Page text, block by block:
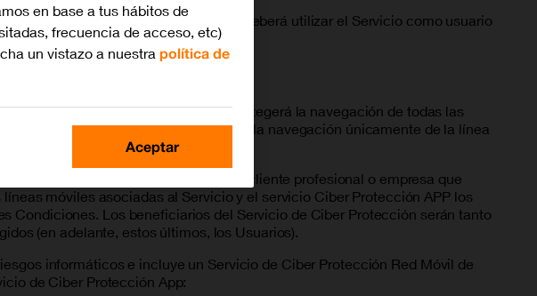
exclusiva e intransferible. El Cliente deberá utilizar el Servicio como usuario
los servicios Fibra/ADSL + móvil protegerá la navegación de todas las
tarifa solo móvil postpago protegerá la navegación únicamente de la línea
quiere proteger sus líneas o es un cliente profesional o empresa que
móviles asociadas al Servicio y el servicio Ciber Protección APP los
Condiciones. Los beneficiarios del Servicio de Ciber Protección serán tanto
(en adelante, estos últimos, los Usuarios).
informáticos e incluye un Servicio de Ciber Protección Red Móvil de
de Ciber Protección App:
en base a tus hábitos de
frecuencia de acceso, etc)
un vistazo a nuestrapolítica de
Aceptar